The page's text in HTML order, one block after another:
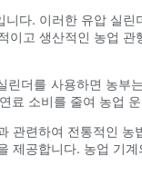
다. 이러한 유압 실
고 생산적인 농업
더를 사용하면 농부
소비를 줄여 농업
련하여 전통적인
제공합니다. 농업 기